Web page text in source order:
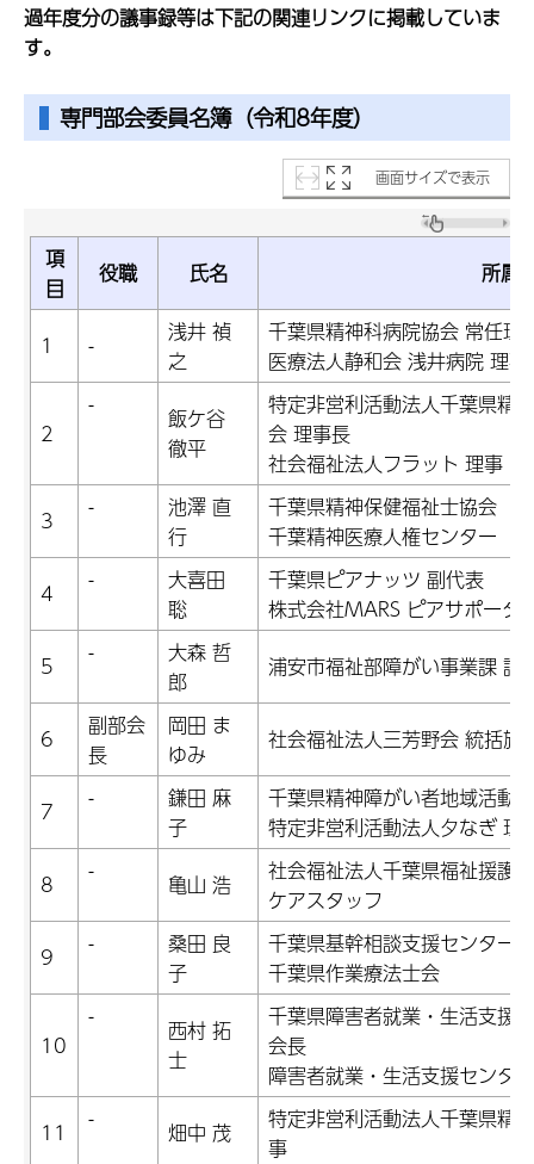
過年度分の議事録等は下記の関連リンクに掲載していま
す。
専門部会委員名簿（令和8年度）
画面サイズで表示
項
目
役職 氏名 所属
1 -
浅井 禎
之
千葉県精神科病院協会 常任理
医療法人静和会 浅井病院 理事
2
-
飯ケ谷
徹平
特定非営利活動法人千葉県精
会 理事長
社会福祉法人フラット 理事
3
-
池澤 直
行
千葉県精神保健福祉士協会
千葉精神医療人権センター
4
-
大喜田
聡
千葉県ピアナッツ 副代表
株式会社MARS ピアサポータ
5
-
大森 哲
郎
浦安市福祉部障がい事業課 課
6
副部会
長
岡田 ま
ゆみ
社会福祉法人三芳野会 統括施
7 -
鎌田 麻
子
千葉県精神障がい者地域活動
特定非営利活動法人夕なぎ 理
8
- 亀山 浩
社会福祉法人千葉県福祉援護
ケアスタッフ
9
-
桑田 良
子
千葉県基幹相談支援センター
千葉県作業療法士会
10
-
西村 拓
士
千葉県障害者就業・生活支援
会長
障害者就業・生活支援センタ
11
- 畑中 茂
特定非営利活動法人千葉県精
事